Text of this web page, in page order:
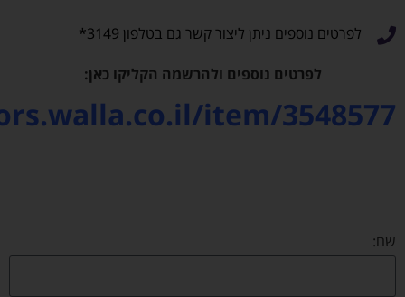
קשר גם בטלפון 3149*
ולהרשמה הקליקו כאן:
https://seniors.walla.co.il/